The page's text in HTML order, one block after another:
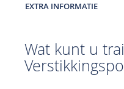
EXTRA INFORMATIE
Wat kunt u